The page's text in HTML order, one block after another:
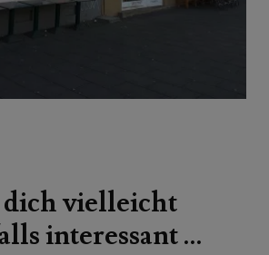
vielleicht
interessant …